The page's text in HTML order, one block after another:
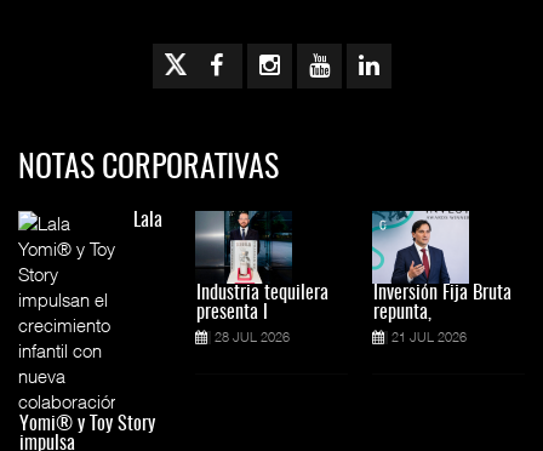
NOTAS CORPORATIVAS
Lala
Yomi® y Toy Story
impulsa
Industria tequilera
presenta l
28 JUL 2026
Inversión Fija Bruta
repunta,
21 JUL 2026